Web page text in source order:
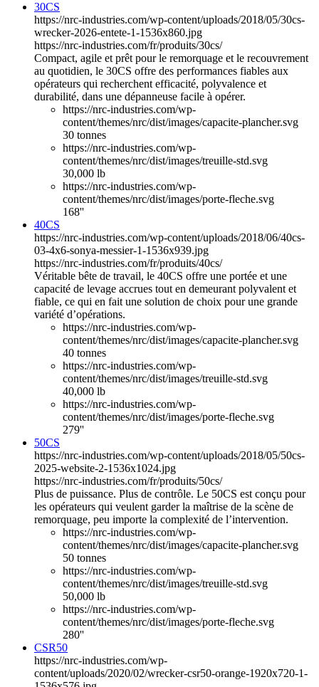
30CS
https://nrc-industries.com/wp-content/uploads/2018/05/30cs-
wrecker-2026-entete-1-1536x860.jpg
https://nrc-industries.com/fr/produits/30cs/
Compact, agile et prêt pour le remorquage et le recouvrement
au quotidien, le 30CS offre des performances fiables aux
opérateurs qui recherchent efficacité, polyvalence et
durabilité, dans une dépanneuse facile à opérer.
https://nrc-industries.com/wp-
content/themes/nrc/dist/images/capacite-plancher.svg
30 tonnes
https://nrc-industries.com/wp-
content/themes/nrc/dist/images/treuille-std.svg
30,000 lb
https://nrc-industries.com/wp-
content/themes/nrc/dist/images/porte-fleche.svg
168''
40CS
https://nrc-industries.com/wp-content/uploads/2018/06/40cs-
03-4x6-sonya-messier-1-1536x939.jpg
https://nrc-industries.com/fr/produits/40cs/
Véritable bête de travail, le 40CS offre une portée et une
capacité de levage accrues tout en demeurant polyvalent et
fiable, ce qui en fait une solution de choix pour une grande
variété d’opérations.
https://nrc-industries.com/wp-
content/themes/nrc/dist/images/capacite-plancher.svg
40 tonnes
https://nrc-industries.com/wp-
content/themes/nrc/dist/images/treuille-std.svg
40,000 lb
https://nrc-industries.com/wp-
content/themes/nrc/dist/images/porte-fleche.svg
279''
50CS
https://nrc-industries.com/wp-content/uploads/2018/05/50cs-
2025-website-2-1536x1024.jpg
https://nrc-industries.com/fr/produits/50cs/
Plus de puissance. Plus de contrôle. Le 50CS est conçu pour
les opérateurs qui veulent garder la maîtrise de la scène de
remorquage, peu importe la complexité de l’intervention.
https://nrc-industries.com/wp-
content/themes/nrc/dist/images/capacite-plancher.svg
50 tonnes
https://nrc-industries.com/wp-
content/themes/nrc/dist/images/treuille-std.svg
50,000 lb
https://nrc-industries.com/wp-
content/themes/nrc/dist/images/porte-fleche.svg
280''
CSR50
https://nrc-industries.com/wp-
content/uploads/2020/02/wrecker-csr50-orange-1920x720-1-